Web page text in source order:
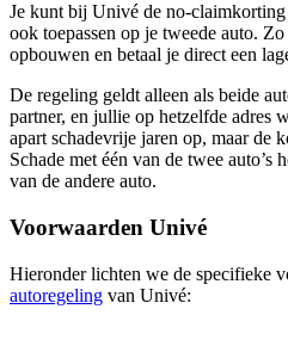
Je kunt bij Univé de no-
ook toepassen op je tweede auto.
opbouwen en betaal je direct een
De regeling geldt alleen als beide
partner, en jullie op hetzelfde adres
apart schadevrije jaren op, maar de
Schade met één van de twee auto’s
van de andere auto.
Voorwaarden Univé
Hieronder lichten we de specifieke
autoregeling van Univé: